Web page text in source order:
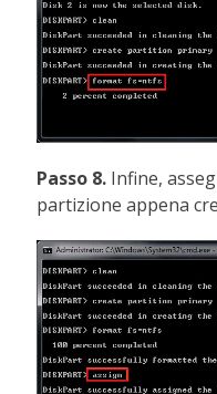
Passo 8. Infine,
partizione appena